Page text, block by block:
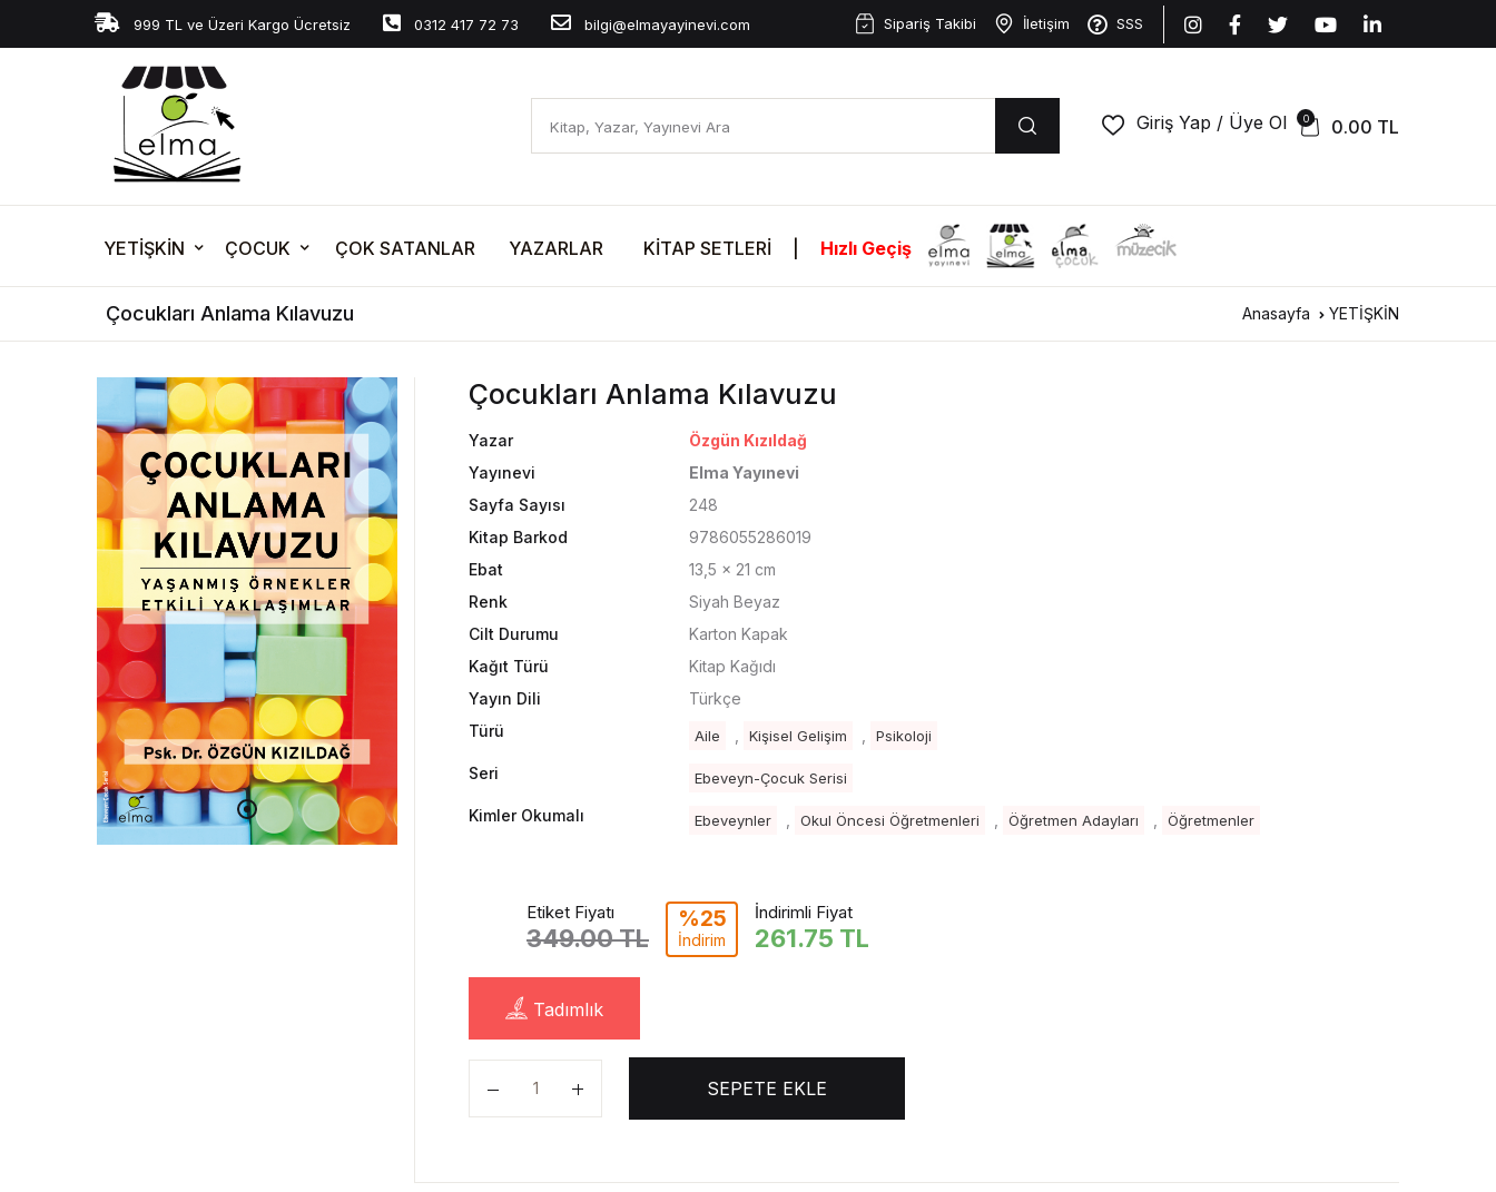
999 TL ve Üzeri Kargo Ücretsiz 0312 417 72 73 bilgi@elmayayinevi.com Sipariş Takibi İletişim SSS
Giriş Yap / Üye Ol 0 0.00 TL
YETİŞKİN ÇOCUK ÇOK SATANLAR YAZARLAR KITAP SETLERI Hızlı Geçiş
Çocukları Anlama Kılavuzu Anasayfa YETİŞKİN
Çocukları Anlama Kılavuzu
Yazar
Özgün Kızıldağ
Yayınevi
Elma Yayınevi
Sayfa Sayısı
248
Kitap Barkod
9786055286019
Ebat
13,5 x 21 cm
Renk
Siyah Beyaz
Cilt Durumu
Karton Kapak
Kağıt Türü
Kitap Kağıdı
Yayın Dili
Türkçe
Türü
Aile Kişisel Gelişim Psikoloji
Seri Ebeveyn-Çocuk Serisi
Kimler Okumalı Ebeveynler Okul Öncesi Öğretmenleri Öğretmen Adayları Öğretmenler
Etiket Fiyatı
349.00 TL
%25
İndirim
İndirimli Fiyat
261.75 TL
Tadımlık
SEPETE EKLE